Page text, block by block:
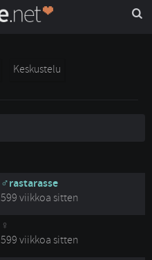
Keskustelu
rastarasse
599 viikkoa sitten
599 viikkoa sitten